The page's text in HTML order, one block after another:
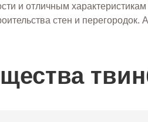
и отличным характеристикам
стен и перегородок.